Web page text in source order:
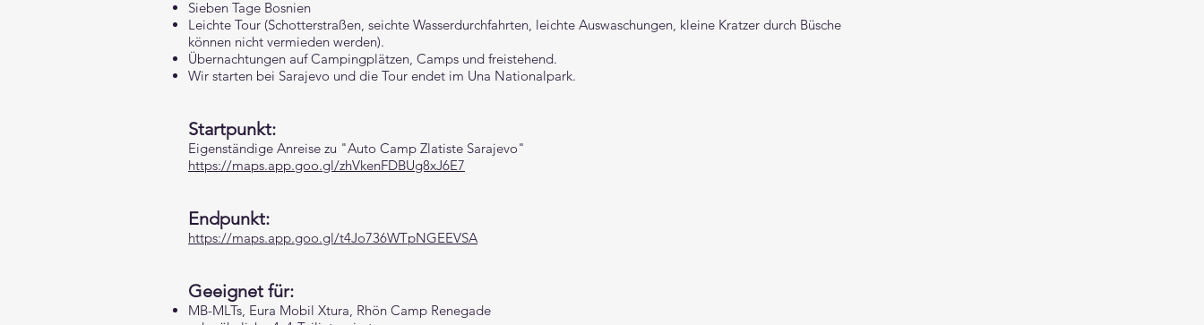
Sieben Tage Bosnien
Leichte Tour (Schotterstraßen, seichte Wasserdurchfahrten, leichte Auswaschungen, kleine Kratzer durch Büsche
können nicht vermieden werden).
Übernachtungen auf Campingplätzen, Camps und freistehend.
Wir starten bei Sarajevo und die Tour endet im Una Nationalpark.
Startpunkt:
Eigenständige Anreise zu "Auto Camp Zlatiste Sarajevo"
https://maps.app.goo.gl/zhVkenFDBUg8xJ6E7
Endpunkt:
https://maps.app.goo.gl/t4Jo736WTpNGEEVSA
Geeignet für:
MB-MLTs, Eura Mobil Xtura, Rhön Camp Renegade